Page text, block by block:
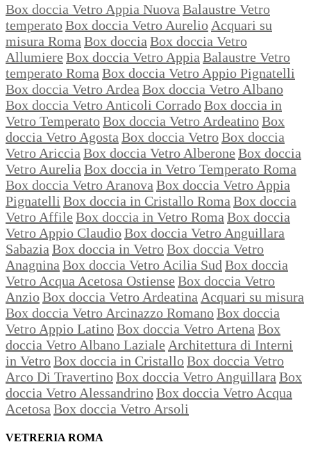
Box doccia Vetro Appia Nuova Balaustre Vetro
temperatoBox doccia Vetro Aurelio Acquari su
misura Roma Box doccia Box doccia Vetro
Allumiere Box doccia Vetro Appia Balaustre Vetro
temperato Roma Box doccia Vetro Appio Pignatelli
Box doccia Vetro Ardea Box doccia Vetro Albano
Box doccia Vetro Anticoli CorradoBox doccia in
Vetro TemperatoBox doccia Vetro ArdeatinoBox
doccia Vetro Agosta Box doccia VetroBox doccia
Vetro Ariccia Box doccia Vetro Alberone Box doccia
Vetro Aurelia Box doccia in Vetro Temperato Roma
Box doccia Vetro Aranova Box doccia Vetro Appia
Pignatelli Box doccia in Cristallo Roma Box doccia
Vetro Affile Box doccia in Vetro Roma Box doccia
Vetro Appio ClaudioBox doccia Vetro Anguillara
Sabazia Box doccia in VetroBox doccia Vetro
Anagnina Box doccia Vetro Acilia Sud Box doccia
Vetro Acqua Acetosa Ostiense Box doccia Vetro
AnzioBox doccia Vetro Ardeatina Acquari su misura
Box doccia Vetro Arcinazzo RomanoBox doccia
Vetro Appio LatinoBox doccia Vetro Artena Box
doccia Vetro Albano Laziale Architettura di Interni
in VetroBox doccia in CristalloBox doccia Vetro
Arco Di TravertinoBox doccia Vetro Anguillara Box
doccia Vetro AlessandrinoBox doccia Vetro Acqua
Acetosa Box doccia Vetro Arsoli
VETRERIA ROMA